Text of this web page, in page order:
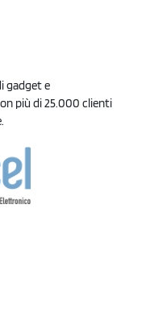
gadget e
più di 25.000 clienti